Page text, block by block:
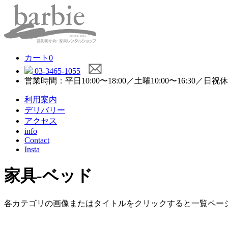
カート 0
03-3465-1055
営業時間：平日10:00〜18:00／土曜10:00〜16:30／日祝
利用案内
デリバリー
アクセス
info
Contact
Insta
家具-ベッド
各カテゴリの画像またはタイトルをクリックすると一覧ペー